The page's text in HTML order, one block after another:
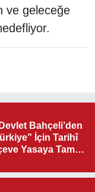
ve geleceğe
Bahçeli’den
İçin Tarihî
Yasaya Tam